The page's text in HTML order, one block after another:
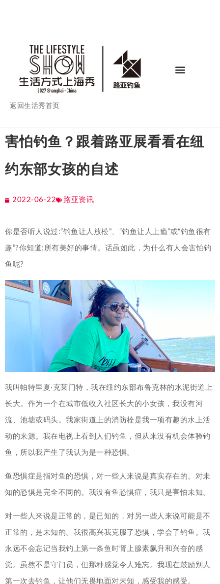
返回生活秀首页
害怕钓鱼？跟着路亚展看看在纽
约东部女孩的自述
2022-06-22 路亚资讯
你是否听人说过:“钓鱼让人放松”、“钓鱼让人上瘾”或“钓鱼很有
趣”?你知道;所有美好的事情。话虽如此，为什么有人会害怕钓
鱼呢?
我叫帕特里夏·克莱门特，我在纽约东部布鲁克林的水泥街道上
长大。作为一个在城市低收入社区长大的小女孩，我没有河
流、池塘或码头。我家街道上的消防栓是我一项有趣的水上活
动的来源。我在电视上看到人们钓鱼，但从来没有机会体验钓
鱼，所以我产生了我认为是一种恐惧。
鱼恐惧症是指对鱼的恐惧，对一些人来说是真实存在的。对未
知的恐惧是完全不同的。我没有鱼恐惧症，我只是害怕未知。
对一些人来说是正常的，是已知的，对另一些人来说可能是不
正常的，是未知的。我很高兴我克服了恐惧，学会了钓鱼。我
永远不会忘记当我钓上第一条鱼时肾上腺素飙升和兴奋的感
觉。虽然不是守门员，但那种感觉令人难忘。我现在鼓励别人
第一次去钓鱼，让他们无畏地面对未知，感受我的感受。